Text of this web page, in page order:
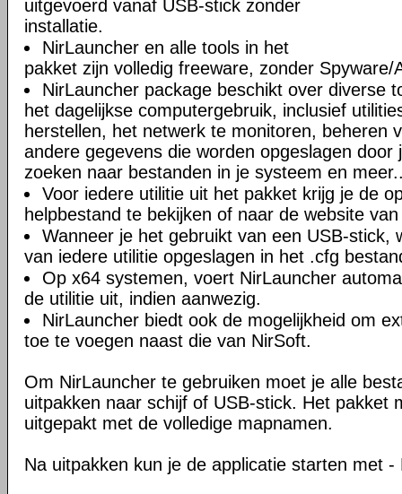
uitgevoerd vanaf USB-stick zonder
installatie.
NirLauncher en alle tools in het
pakket zijn volledig freeware, zonder Spyware/
NirLauncher package beschikt over diverse
het dagelijkse computergebruik, inclusief
herstellen, het netwerk te monitoren, beheren
andere gegevens die worden opgeslagen door
zoeken naar bestanden in je systeem en
Voor iedere utilitie uit het pakket krijg je de
helpbestand te bekijken of naar de website
Wanneer je het gebruikt van een USB-stick,
van iedere utilitie opgeslagen in het .cfg
Op x64 systemen, voert NirLauncher
de utilitie uit, indien aanwezig.
NirLauncher biedt ook de mogelijkheid om
toe te voegen naast die van NirSoft.
Om NirLauncher te gebruiken moet je alle
uitpakken naar schijf of USB-stick. Het pakket
uitgepakt met de volledige mapnamen.
Na uitpakken kun je de applicatie starten met -